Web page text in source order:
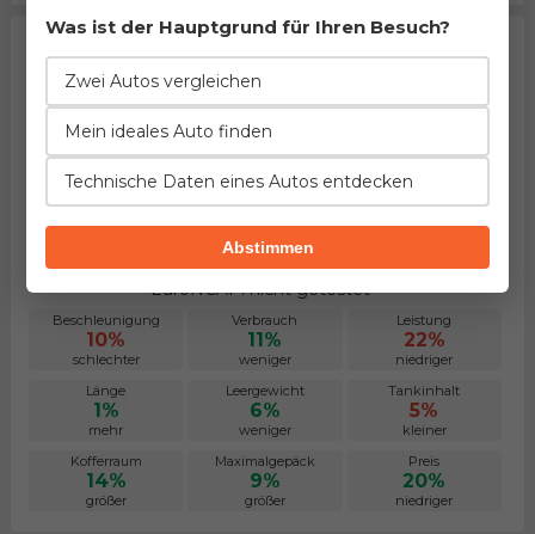
Lancia Lybra SW 1.9 JTD
Herstellung von 1999. bis 2005.
EuroNCAP: nicht getestet
Beschleunigung
10%
schlechter
Verbrauch
11%
weniger
Leistung
22%
niedriger
Länge
1%
mehr
Leergewicht
6%
weniger
Tankinhalt
5%
kleiner
Kofferraum
14%
größer
Maximalgepäck
9%
größer
Preis
20%
niedriger
Was ist der Hauptgrund für Ihren Besuch?
Zwei Autos vergleichen
Mein ideales Auto finden
Technische Daten eines Autos entdecken
Abstimmen